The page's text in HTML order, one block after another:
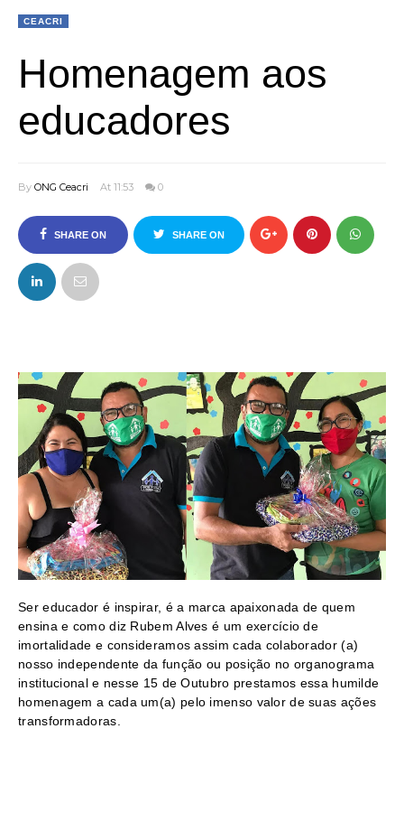
CEACRI
Homenagem aos
educadores
By ONG Ceacri At 11:53 0
SHARE ON
FACEBOOK
SHARE ON
Ser educador é inspirar, é a marca apaixonada de quem
ensina e como diz Rubem Alves é um exercício de
imortalidade e consideramos assim cada colaborador (a)
nosso independente da função ou posição no organograma
institucional e nesse 15 de Outubro prestamos essa humilde
homenagem a cada um(a) pelo imenso valor de suas ações
transformadoras.